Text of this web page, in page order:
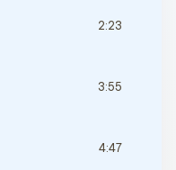
2:23
3:55
4:47